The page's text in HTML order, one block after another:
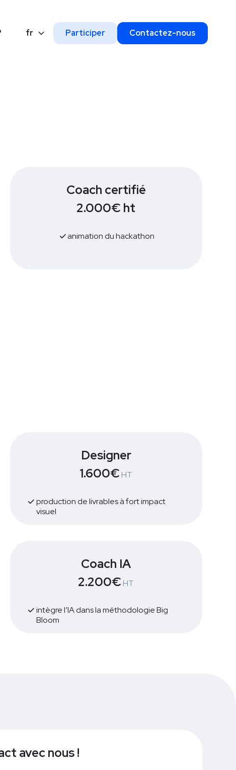
fr Participer Contactez-nous
Coach certifié
2.000€ ht
animation du hackathon
Designer
1.600€ HT
production de livrables à fort impact
visuel
Coach IA
2.200€ HT
intègre l’IA dans la méthodologie Big
Bloom
avec nous !